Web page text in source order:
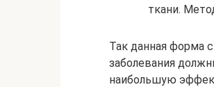
ткани.
Так данная форма
заболевания
наибольшую